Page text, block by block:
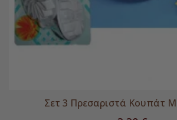
Σετ 3 Πρεσαριστά Κουπάτ